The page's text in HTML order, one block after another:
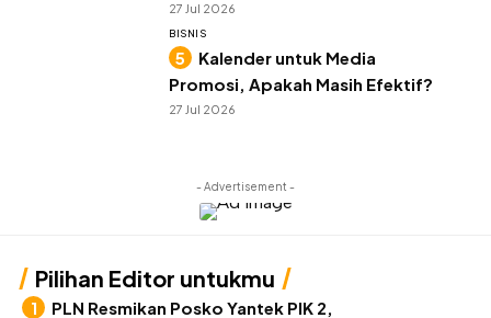
27 Jul 2026
BISNIS
Kalender untuk Media
Promosi, Apakah Masih Efektif?
27 Jul 2026
- Advertisement -
Pilihan Editor untukmu
PLN Resmikan Posko Yantek PIK 2,